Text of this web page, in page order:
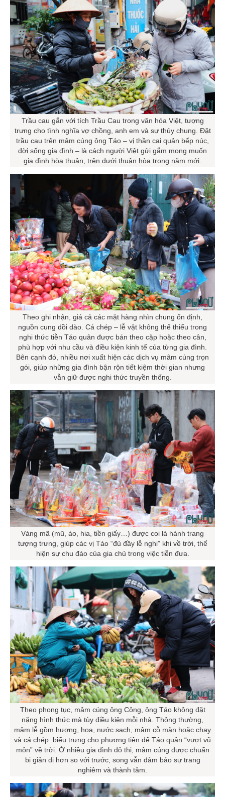
Trầu cau gắn với tích Trầu Cau trong văn hóa Việt, tượng
trưng cho tình nghĩa vợ chồng, anh em và sự thủy chung. Đặt
trầu cau trên mâm cúng ông Táo – vị thần cai quản bếp núc,
đời sống gia đình – là cách người Việt gửi gắm mong muốn
gia đình hòa thuận, trên dưới thuận hòa trong năm mới.
Theo ghi nhận, giá cả các mặt hàng nhìn chung ổn định,
nguồn cung dồi dào. Cá chép – lễ vật không thể thiếu trong
nghi thức tiễn Táo quân được bán theo cặp hoặc theo cân,
phù hợp với nhu cầu và điều kiện kinh tế của từng gia đình.
Bên cạnh đó, nhiều nơi xuất hiện các dịch vụ mâm cúng trọn
gói, giúp những gia đình bận rộn tiết kiệm thời gian nhưng
vẫn giữ được nghi thức truyền thống.
Vàng mã (mũ, áo, hia, tiền giấy…) được coi là hành trang
tượng trưng, giúp các vị Táo “đủ đầy lễ nghi” khi về trời, thể
hiện sự chu đáo của gia chủ trong việc tiễn đưa.
Theo phong tục, mâm cúng ông Công, ông Táo không đặt
nặng hình thức mà tùy điều kiện mỗi nhà. Thông thường,
mâm lễ gồm hương, hoa, nước sạch, mâm cỗ mặn hoặc chay
và cá chép biểu trưng cho phương tiện để Táo quân “vượt vũ
môn” về trời. Ở nhiều gia đình đô thị, mâm cúng được chuẩn
bị giản dị hơn so với trước, song vẫn đảm bảo sự trang
nghiêm và thành tâm.